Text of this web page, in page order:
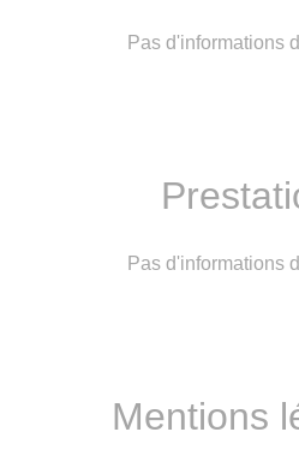
Pas d'informations
Pas d'informations
Mentions